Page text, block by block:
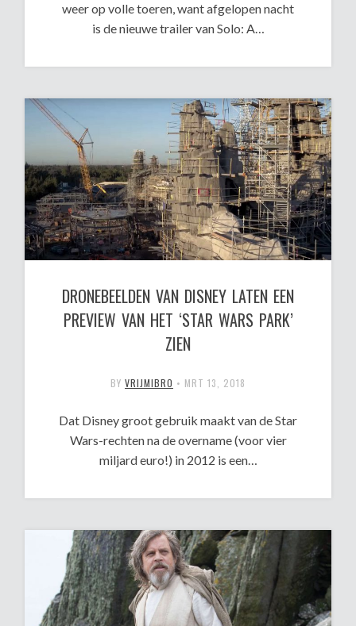
weer op volle toeren, want afgelopen nacht
is de nieuwe trailer van Solo: A…
DRONEBEELDEN VAN DISNEY LATEN EEN
PREVIEW VAN HET ‘STAR WARS PARK’
ZIEN
BY VRIJMIBRO • MRT 13, 2018
Dat Disney groot gebruik maakt van de Star
Wars-rechten na de overname (voor vier
miljard euro!) in 2012 is een…